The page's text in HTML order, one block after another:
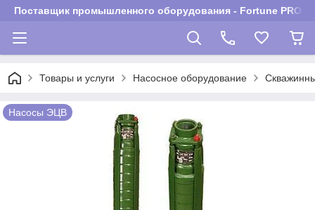
Поставщик промышленного оборудования - Fortune PROM
Товары и услуги Насосное оборудование
Насосы ЭЦВ